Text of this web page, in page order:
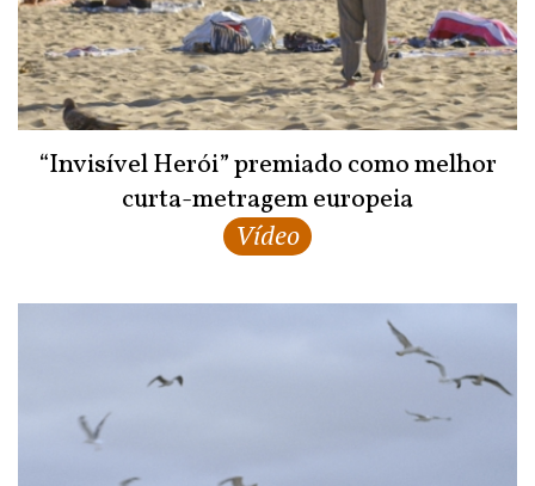
“Invisível Herói” premiado como melhor
curta-metragem europeia
Vídeo